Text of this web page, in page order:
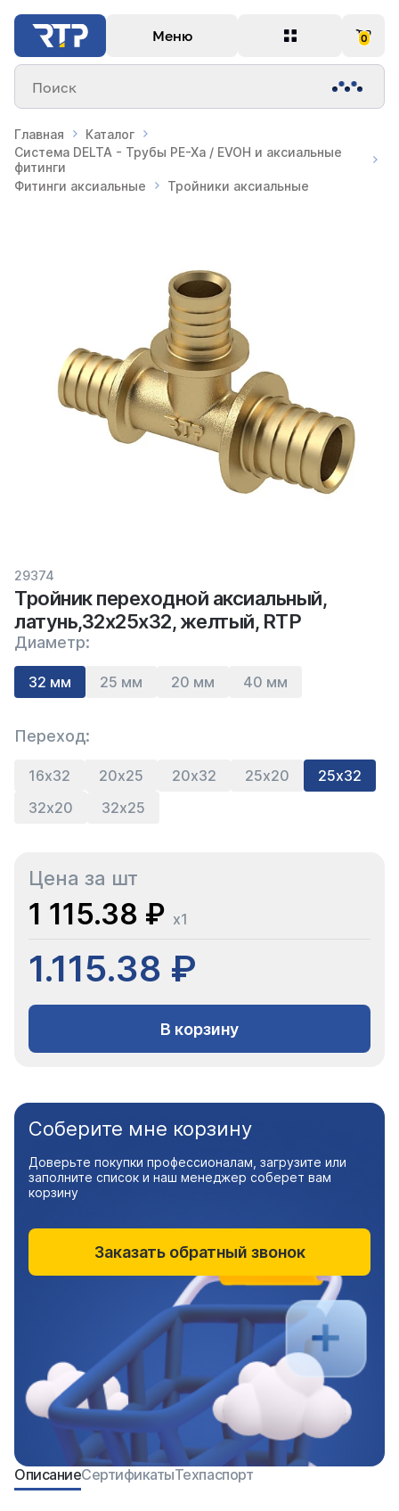
Меню 0
Поиск
Главная
Каталог
Система DELTA - Трубы PE-Xa / EVOH и аксиальные
фитинги
Фитинги аксиальные
Тройники аксиальные
29374
Тройник переходной аксиальный,
латунь,32х25х32, желтый, RTP
Диаметр:
32 мм 25 мм 20 мм 40 мм
Переход:
16х32 20х25 20х32 25х20
25х32
32х20
32х25
Цена за шт
1 115.38 ₽ x1
1.115.38 ₽
В корзину
ОписаниеСертификатыТехпаспорт
Соберите мне корзину
Доверьте покупки профессионалам, загрузите или
заполните список и наш менеджер соберет вам
корзину
Заказать обратный звонок